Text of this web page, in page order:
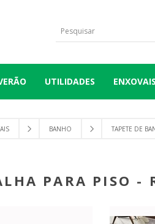
UTILIDADES ENXOVAIS
BANHO TAPETE DE
PARA PISO -